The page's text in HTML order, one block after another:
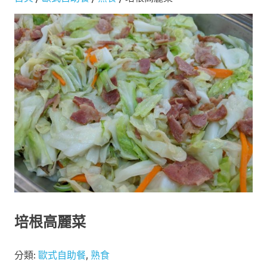
坊
培根高麗菜
分類: 歐式自助餐 熟食